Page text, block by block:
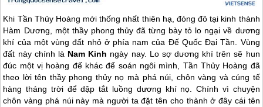
Khi Tần Thủy Hoàng mới thống nhất thiên hạ, đóng đô tại kinh thành
Hàm Dương, một thầy phong thủy đã từng bày tỏ lo ngại về dương
khí của một vùng đất nhỏ ở phía nam của Đế Quốc Đại Tần. Vùng
đất này chính là Nam Kinh ngày nay. Lo sợ dương khí trên sẽ hun
đúc một vị hoàng đế khác để soán ngôi mình, Tần Thủy Hoàng đã
theo lời tên thầy phong thủy nọ mà phá núi, chôn vàng và cúng tế
hàng tháng trời để dập tắt luồng dương khí nọ. Chính vì chuyện
chôn vàng phá núi này mà người ta đặt tên cho thành ở đây cái tên